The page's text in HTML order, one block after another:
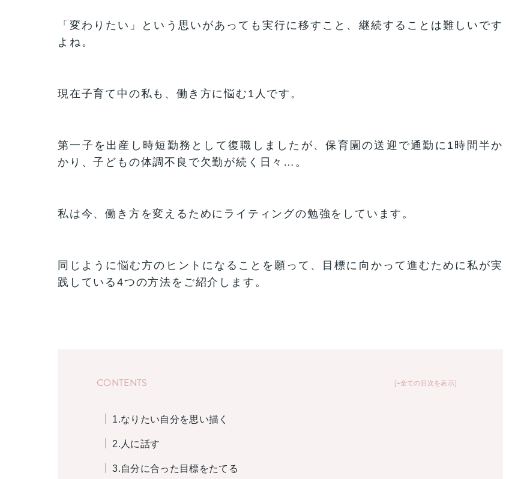
「変わりたい」という思いがあっても実行に移すこと、継続することは難しいです
よね。
現在子育て中の私も、働き方に悩む1人です。
第一子を出産し時短勤務として復職しましたが、保育園の送迎で通勤に1時間半か
かり、子どもの体調不良で欠勤が続く日々…。
私は今、働き方を変えるためにライティングの勉強をしています。
同じように悩む方のヒントになることを願って、目標に向かって進むために私が実
践している4つの方法をご紹介します。
+全ての目次を表示
CONTENTS
1.なりたい自分を思い描く
2.人に話す
3.自分に合った目標をたてる